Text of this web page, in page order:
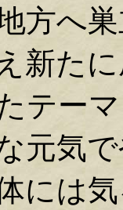
方へ
新た
テー
元気
には